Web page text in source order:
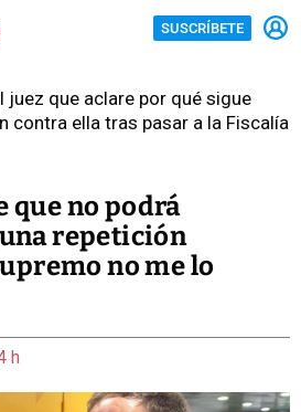
SUSCRÍBETE
juez que aclare por qué sigue
contra ella tras pasar a la Fiscalía
que no podrá
repetición
no me lo
h